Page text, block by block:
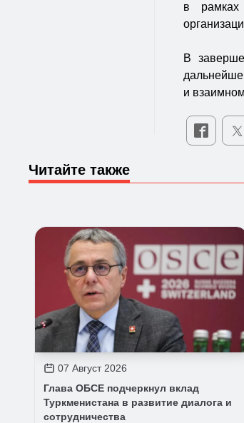
в рамках
В
и
Читайте также
07 Август 2026
Глава ОБСЕ подчеркнул вклад
Туркменистана в развитие диалога и
сотрудничества